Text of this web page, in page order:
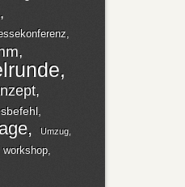
Umzug
workshop